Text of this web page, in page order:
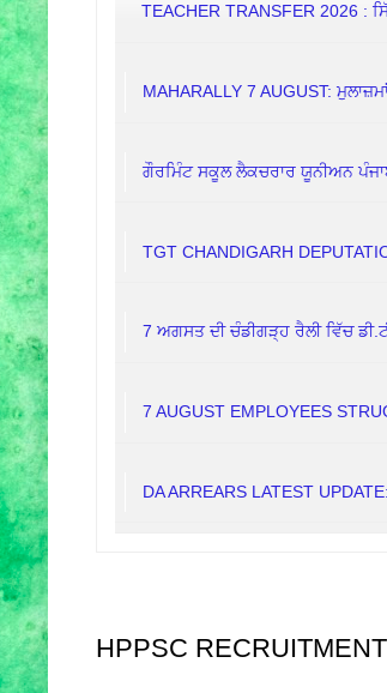
TEACHER TRANSFER 2026 :
MAHARALLY 7 AUGUST:
ਗੌਰਮਿੰਟ ਸਕੂਲ ਲੈਕਚਰਾਰ ਯੂਨੀਅਨ
TGT CHANDIGARH
7 ਅਗਸਤ ਦੀ ਚੰਡੀਗੜ੍ਹ ਰੈਲੀ ਵਿੱਚ
7 AUGUST EMPLOYEES
DA ARREARS LATEST
HPPSC RECRUITMENT